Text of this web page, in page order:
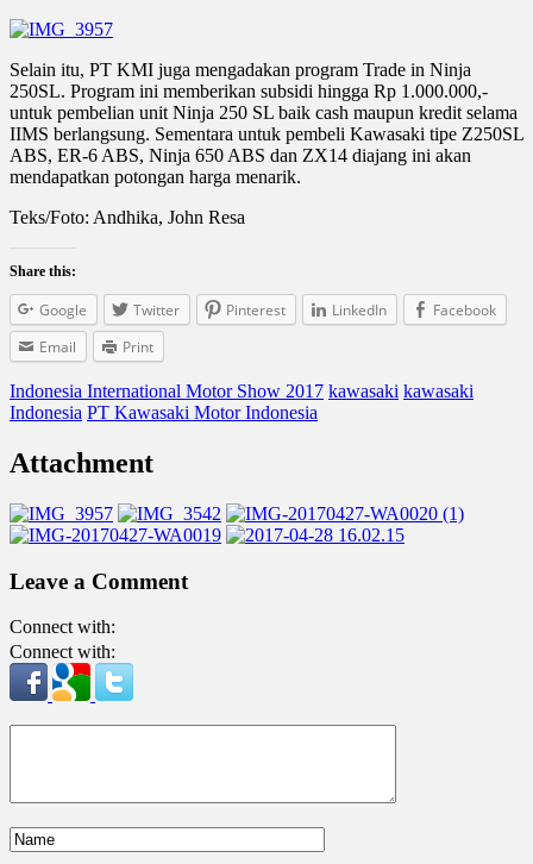
Selain itu, PT KMI juga mengadakan program Trade in Ninja
250SL. Program ini memberikan subsidi hingga Rp 1.000.000,-
untuk pembelian unit Ninja 250 SL baik cash maupun kredit selama
IIMS berlangsung. Sementara untuk pembeli Kawasaki tipe Z250SL
ABS, ER-6 ABS, Ninja 650 ABS dan ZX14 diajang ini akan
mendapatkan potongan harga menarik.
Teks/Foto: Andhika, John Resa
Share this:
Google Twitter Pinterest LinkedIn
Facebook
Email
Print
Indonesia International Motor Show 2017 kawasaki kawasaki
Indonesia PT Kawasaki Motor Indonesia
Attachment
Leave a Comment
Connect with:
Connect with: